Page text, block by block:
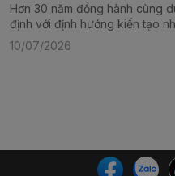
Hơn 30 năm đồng hành cùng
định với định hướng kiến tạo
và giàu giá trị trải nghiệm. Từ
những chương trình quốc tế
10/07/2026